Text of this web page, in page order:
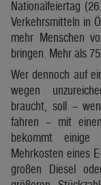
Nationalfeiertag
Verkehrsmitteln in
mehr Menschen
bringen. Mehr als
Wer dennoch auf
wegen
braucht, soll –
fahren – mit
bekommt
Mehrkosten eines
großen Diesel